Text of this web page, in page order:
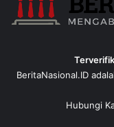
BeritaNasional.ID
Hubungi